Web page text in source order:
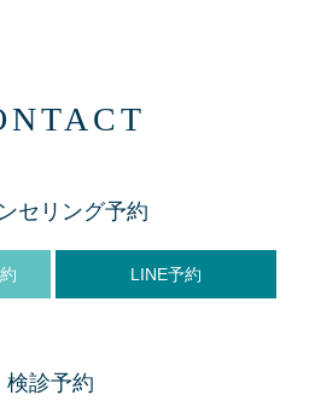
セリング予約
LINE予約
検診予約